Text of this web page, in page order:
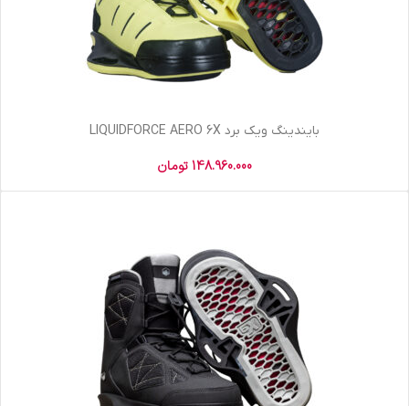
بایندینگ ویک برد LIQUIDFORCE AERO 6X
148.960.000تومان